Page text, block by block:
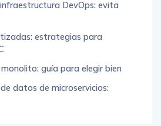
DevOps: evita
estrategias para
datos de microservicios: